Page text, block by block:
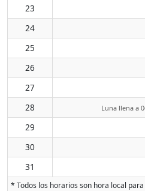
23
24
25
26
27
28
Luna llena a
29
30
31
* Todos los horarios son hora local